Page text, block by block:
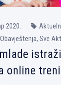
2020.
Sve
online